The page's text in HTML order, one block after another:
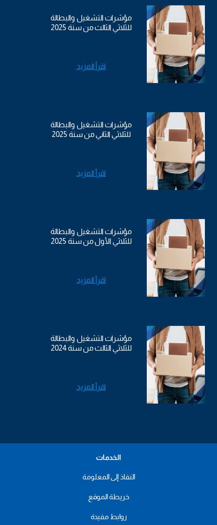
مؤشرات التشغيل والبطالة
للثلاثي الثالث من سنة 2025
اقرأ المزيد
مؤشرات التشغيل والبطالة
للثلاثي الثاني من سنة 2025
اقرأ المزيد
مؤشرات التشغيل والبطالة
للثلاثي الأول من سنة 2025
اقرأ المزيد
مؤشرات التشغيل والبطالة
للثلاثي الثالث من سنة 2024
اقرأ المزيد
الخدمات
النفاذ إلى المعلومة
خريطة الموقع
روابط مفيدة